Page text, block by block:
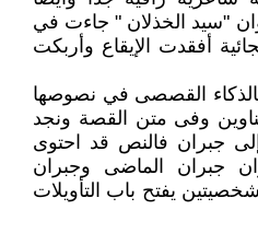
"سيد الخذلان " جاءت في
أفقدت الإيقاع وأربكت
القصصى في نصوصها
وفى متن القصة ونجد
جبران فالنص قد احتوى
جبران الماضى وجبران
يفتح باب التأويلات